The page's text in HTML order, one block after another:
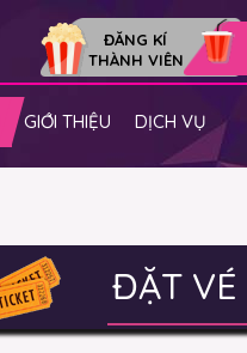
ĐĂNG KÍ
THÀNH VIÊN
GIỚI THIỆU DỊCH VỤ
ĐẶT VÉ